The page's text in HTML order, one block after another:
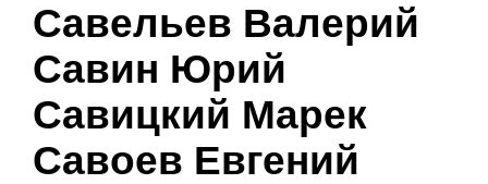
Савельев Валерий
Савин Юрий
Савицкий Марек
Савоев Евгений